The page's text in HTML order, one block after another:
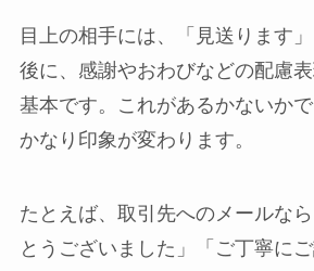
目上の相手には、「見送ります
後に、感謝やおわびなどの配慮
基本です。これがあるかないか
かなり印象が変わります。
たとえば、取引先へのメールな
とうございました」「ご丁寧に